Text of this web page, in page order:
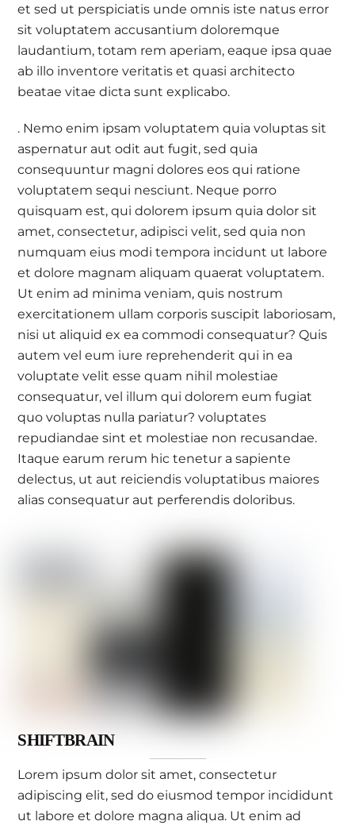
et sed ut perspiciatis unde omnis iste natus error
sit voluptatem accusantium doloremque
laudantium, totam rem aperiam, eaque ipsa quae
ab illo inventore veritatis et quasi architecto
beatae vitae dicta sunt explicabo.
. Nemo enim ipsam voluptatem quia voluptas sit
aspernatur aut odit aut fugit, sed quia
consequuntur magni dolores eos qui ratione
voluptatem sequi nesciunt. Neque porro
quisquam est, qui dolorem ipsum quia dolor sit
amet, consectetur, adipisci velit, sed quia non
numquam eius modi tempora incidunt ut labore
et dolore magnam aliquam quaerat voluptatem.
Ut enim ad minima veniam, quis nostrum
exercitationem ullam corporis suscipit laboriosam,
nisi ut aliquid ex ea commodi consequatur? Quis
autem vel eum iure reprehenderit qui in ea
voluptate velit esse quam nihil molestiae
consequatur, vel illum qui dolorem eum fugiat
quo voluptas nulla pariatur? voluptates
repudiandae sint et molestiae non recusandae.
Itaque earum rerum hic tenetur a sapiente
delectus, ut aut reiciendis voluptatibus maiores
alias consequatur aut perferendis doloribus.
SHIFTBRAIN
Lorem ipsum dolor sit amet, consectetur
adipiscing elit, sed do eiusmod tempor incididunt
ut labore et dolore magna aliqua. Ut enim ad